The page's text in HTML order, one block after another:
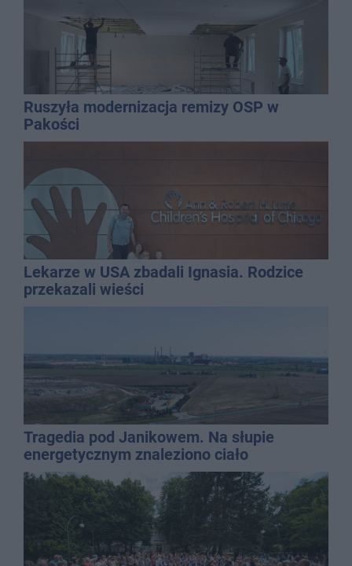
Ruszyła modernizacja remizy OSP w
Pakości
Lekarze w USA zbadali Ignasia. Rodzice
przekazali wieści
Tragedia pod Janikowem. Na słupie
energetycznym znaleziono ciało
mężczyzny